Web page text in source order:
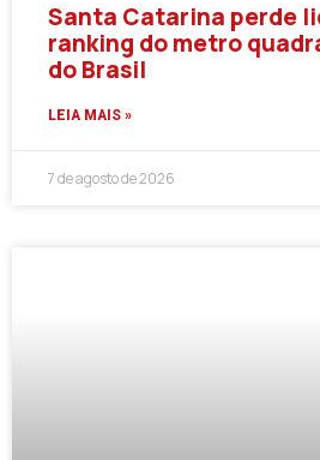
Santa Catarina perde
ranking do metro
do Brasil
LEIA MAIS »
7 de agosto de 2026